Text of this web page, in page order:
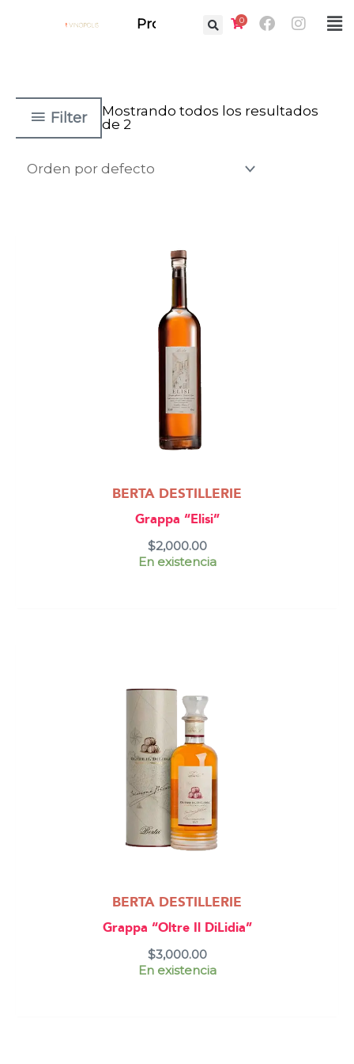
Prof. 0 Facebook
Filter
Mostrando todos los resultados
de 2
BERTA DESTILLERIE
Grappa “Elisi”
$2,000.00
En existencia
BERTA DESTILLERIE
Grappa “Oltre Il DiLidia”
$3,000.00
En existencia